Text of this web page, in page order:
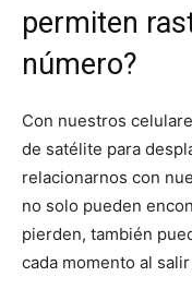
permiten
número?
Con nuestros
de satélite para
relacionarnos con
no solo pueden
pierden, también
cada momento al